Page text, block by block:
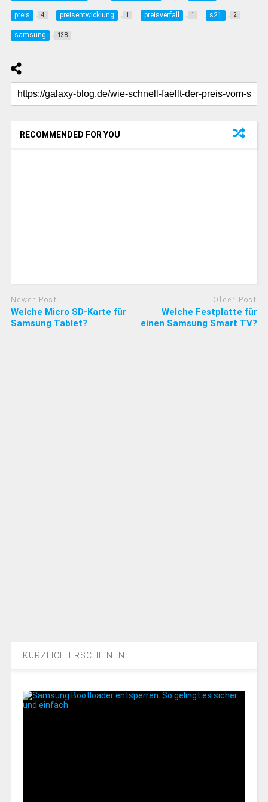
preis 4 preisentwicklung 1 preisverfall 1 s21 2
samsung 138
RECOMMENDED FOR YOU
Newer Post
Welche Micro SD-Karte für
Samsung Tablet?
Older Post
Welche Festplatte für
einen Samsung Smart TV?
KÜRZLICH ERSCHIENEN